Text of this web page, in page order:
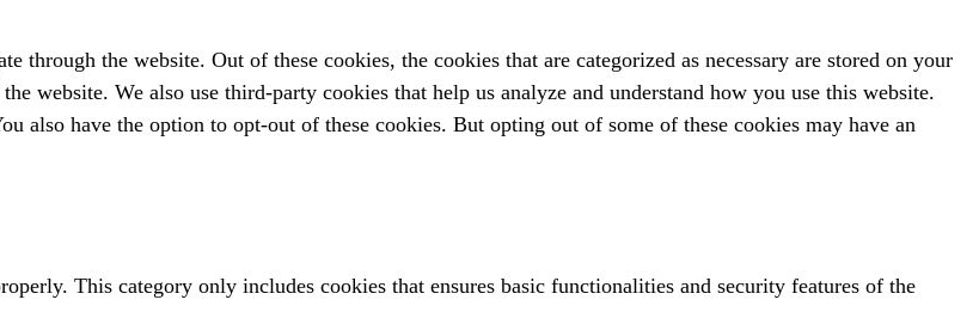
through the website. Out of these cookies, the cookies that are categorized as necessary are stored on your
website. We also use third-party cookies that help us analyze and understand how you use this website.
also have the option to opt-out of these cookies. But opting out of some of these cookies may have an
This category only includes cookies that ensures basic functionalities and security features of the